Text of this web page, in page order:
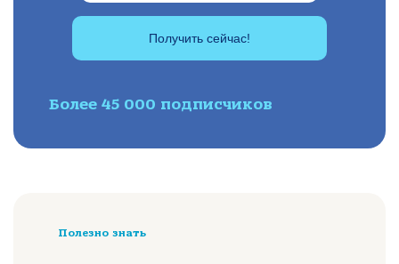
Получить сейчас!
Более 45 000 подписчиков
Полезно знать